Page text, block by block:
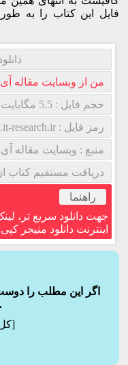
فایل این کتاب را به
من از وبسایت مقاله
حجم فایل : 5.5 مگابایت
رمز فایل : www.it-research.ir
منبع : وبسایت مقاله
دریافت مستقیم کتاب
راهنما
جهت دانلود سریع تر،
اینترنت دانلود منیجر
اگر این مطلب را دوست
حمایت کنید.
]